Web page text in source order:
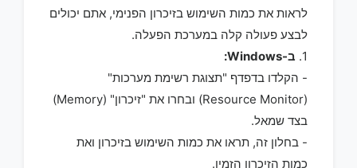
לראות את כמות השימוש בזיכרון הפנימי, אתם יכולים
לבצע פעולה קלה במערכת הפעלה.
1. ב-Windows:
- הקלדו בדפדף "תצוגת רשימת מערכות"
(Resource Monitor) ובחרו את "זיכרון" (Memory)
בצד שמאל.
- בחלון זה, תראו את כמות השימוש בזיכרון ואת
כמות הזיכרון הזמין.